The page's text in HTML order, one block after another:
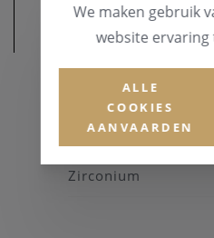
MATERIAAL
MATERIAAL & KLEUR
Zilver 925
EDELSTENEN
Zirconium
We maken gebruik
website
ALLE
COOKIES
AANVAARDEN